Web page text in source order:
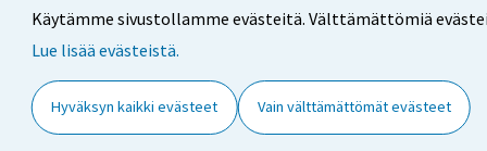
Käytämme sivustollamme evästeitä. Välttämättömiä
Lue lisää evästeistä.
Hyväksyn kaikki evästeet Vain välttämättömät evästeet
Yhteystiedot Palaute